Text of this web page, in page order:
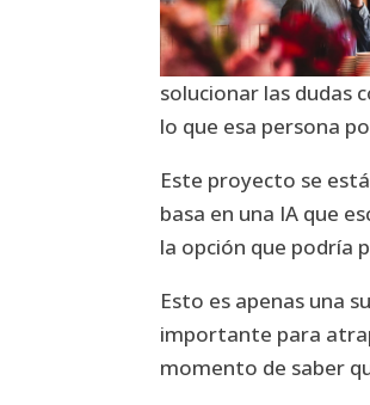
solucionar las dudas
lo que esa persona
Este proyecto se
basa en una IA que
la opción que podría
Esto es apenas una
importante para
momento de saber